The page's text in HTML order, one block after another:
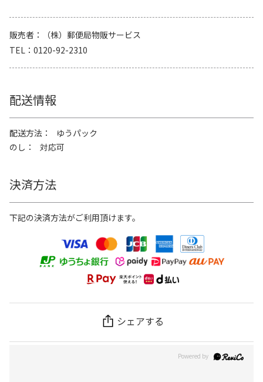
販売者
（株）郵便局物販サービス
TEL
0120-92-2310
配送情報
配送方法
ゆうパック
のし
対応可
決済方法
下記の決済方法がご利用頂けます。
シェアする